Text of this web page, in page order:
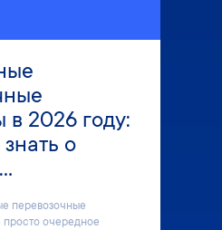
в 2026 году:
о
перевозочные
очередное